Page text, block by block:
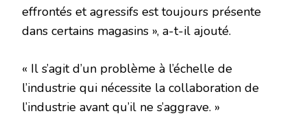
effrontés et agressifs est toujours présente
dans certains magasins », a-t-il ajouté.
« Il s’agit d’un problème à l’échelle de
l’industrie qui nécessite la collaboration de
l’industrie avant qu’il ne s’aggrave. »